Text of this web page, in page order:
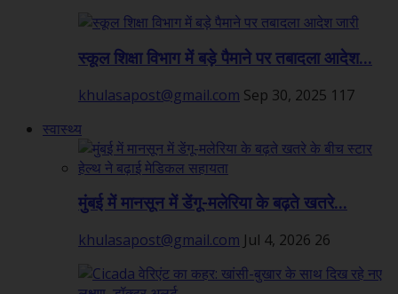
स्कूल शिक्षा विभाग में बड़े पैमाने पर तबादला आदेश...
khulasapost@gmail.com Sep 30, 2025 117
स्वास्थ्य
मुंबई में मानसून में डेंगू-मलेरिया के बढ़ते खतरे...
khulasapost@gmail.com Jul 4, 2026 26